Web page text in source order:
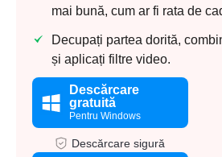
mai bună, cum ar fi rata de
Decupați partea dorită,
și aplicați filtre video.
Descărcare
gratuită
Pentru Windows
Descărcare sigură